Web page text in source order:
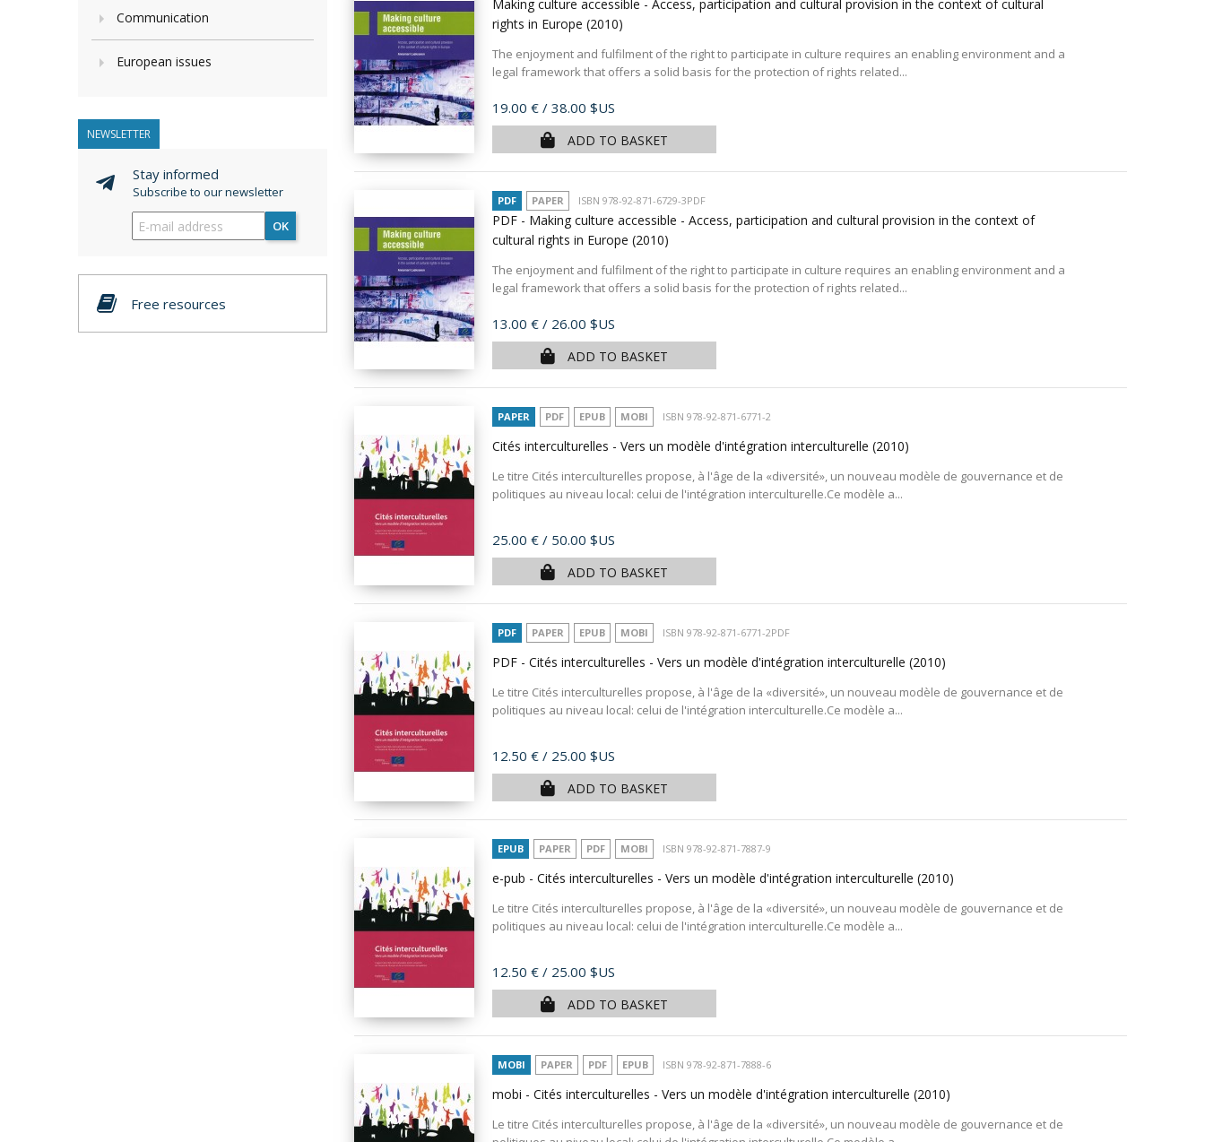
Communication
European issues
NEWSLETTER
Stay informed
Subscribe to our newsletter
OK
Free resources
Making culture accessible - Access, participation and cultural provision in the context of cultural
rights in Europe (2010)
The enjoyment and fulfilment of the right to participate in culture requires an enabling environment and a
legal framework that offers a solid basis for the protection of rights related...
Price
19.00 € / 38.00 $US
ADD TO BASKET
PDF PAPER ISBN 978-92-871-6729-3PDF
PDF - Making culture accessible - Access, participation and cultural provision in the context of
cultural rights in Europe (2010)
The enjoyment and fulfilment of the right to participate in culture requires an enabling environment and a
legal framework that offers a solid basis for the protection of rights related...
Price
13.00 € / 26.00 $US
ADD TO BASKET
PAPER PDF EPUB MOBI ISBN 978-92-871-6771-2
Cités interculturelles - Vers un modèle d'intégration interculturelle (2010)
Le titre Cités interculturelles propose, à l'âge de la «diversité», un nouveau modèle de gouvernance et de
politiques au niveau local: celui de l'intégration interculturelle.Ce modèle a...
Price
25.00 € / 50.00 $US
ADD TO BASKET
PDF PAPER EPUB MOBI ISBN 978-92-871-6771-2PDF
PDF - Cités interculturelles - Vers un modèle d'intégration interculturelle (2010)
Le titre Cités interculturelles propose, à l'âge de la «diversité», un nouveau modèle de gouvernance et de
politiques au niveau local: celui de l'intégration interculturelle.Ce modèle a...
Price
12.50 € / 25.00 $US
ADD TO BASKET
EPUB PAPER PDF MOBI ISBN 978-92-871-7887-9
e-pub - Cités interculturelles - Vers un modèle d'intégration interculturelle (2010)
Le titre Cités interculturelles propose, à l'âge de la «diversité», un nouveau modèle de gouvernance et de
politiques au niveau local: celui de l'intégration interculturelle.Ce modèle a...
Price
12.50 € / 25.00 $US
ADD TO BASKET
MOBI PAPER PDF EPUB ISBN 978-92-871-7888-6
mobi - Cités interculturelles - Vers un modèle d'intégration interculturelle (2010)
Le titre Cités interculturelles propose, à l'âge de la «diversité», un nouveau modèle de gouvernance et de